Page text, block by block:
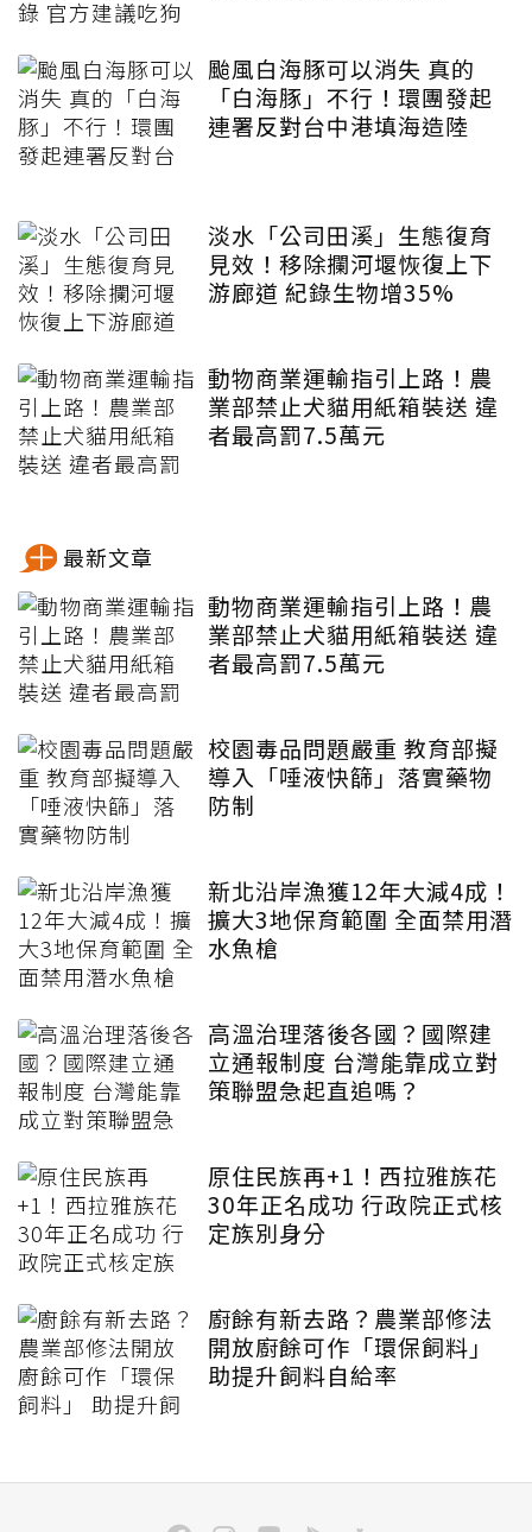
颱風白海豚可以消失 真的
「白海豚」不行！環團發起
連署反對台中港填海造陸
淡水「公司田溪」生態復育
見效！移除攔河堰恢復上下
游廊道 紀錄生物增35%
動物商業運輸指引上路！農
業部禁止犬貓用紙箱裝送 違
者最高罰7.5萬元
最新文章
動物商業運輸指引上路！農
業部禁止犬貓用紙箱裝送 違
者最高罰7.5萬元
校園毒品問題嚴重 教育部擬
導入「唾液快篩」落實藥物
防制
新北沿岸漁獲12年大減4成！
擴大3地保育範圍 全面禁用潛
水魚槍
高溫治理落後各國？國際建
立通報制度 台灣能靠成立對
策聯盟急起直追嗎？
原住民族再+1！西拉雅族花
30年正名成功 行政院正式核
定族別身分
廚餘有新去路？農業部修法
開放廚餘可作「環保飼料」
助提升飼料自給率